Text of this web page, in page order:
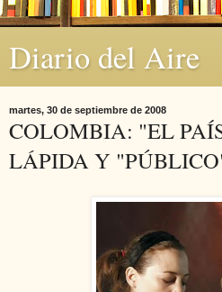
Diario del Aire
martes, 30 de septiembre de 2008
COLOMBIA: "EL
LÁPIDA Y